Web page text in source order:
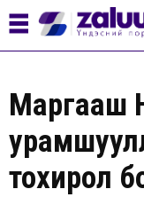
Маргааш
тохирол